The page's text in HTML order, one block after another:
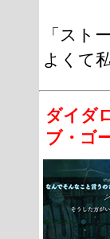
「スト
よくて
ダイダ
ブ・ゴ